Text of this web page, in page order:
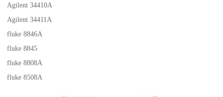
Agilent 34410A
Agilent 34411A
fluke 8846A
fluke 8845
fluke 8808A
fluke 8508A